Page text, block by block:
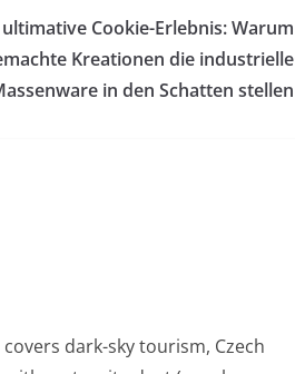
ultimative Cookie-Erlebnis: Warum
Kreationen die industrielle
in den Schatten stellen
dark-sky tourism, Czech